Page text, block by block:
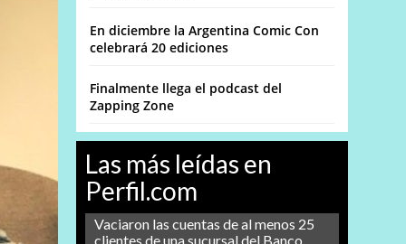
En diciembre la Argentina Comic Con
celebrará 20 ediciones
Finalmente llega el podcast del
Zapping Zone
Las más leídas en
Perfil.com
Vaciaron las cuentas de al menos 25
clientes de una sucursal del Banco